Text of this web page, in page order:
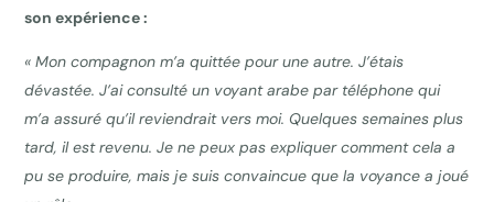
son expérience :
« Mon compagnon m’a quittée pour une autre. J’étais
dévastée. J’ai consulté un voyant arabe par téléphone qui
m’a assuré qu’il reviendrait vers moi. Quelques semaines plus
tard, il est revenu. Je ne peux pas expliquer comment cela a
pu se produire, mais je suis convaincue que la voyance a joué